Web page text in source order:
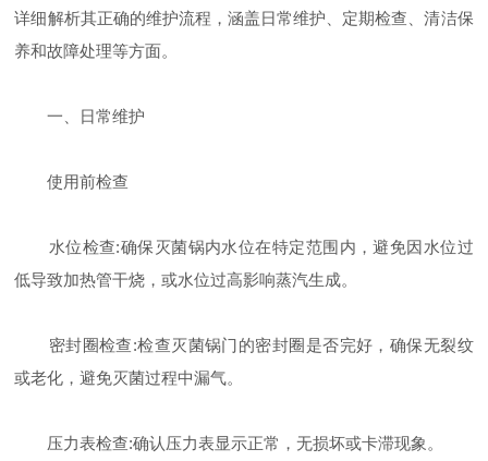
详细解析其正确的维护流程，涵盖日常维护、定期检查、清洁保
养和故障处理等方面。
​一、日常维护
​使用前检查
​水位检查:确保灭菌锅内水位在特定范围内，避免因水位过
低导致加热管干烧，或水位过高影响蒸汽生成。
​密封圈检查:检查灭菌锅门的密封圈是否完好，确保无裂纹
或老化，避免灭菌过程中漏气。
​压力表检查:确认压力表显示正常，无损坏或卡滞现象。